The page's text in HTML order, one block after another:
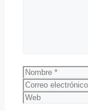
Nombre
Correo
electrónico
Web